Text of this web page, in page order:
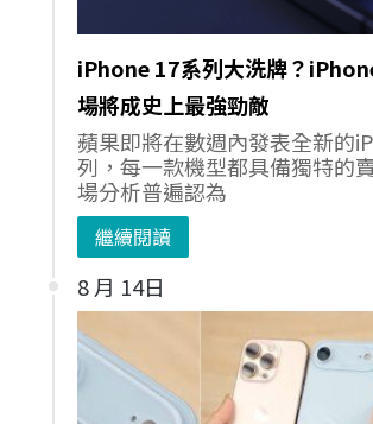
iPhone 17系列大洗牌？
場將成史上最強勁敵
蘋果即將在數週內發表全新的
列，每一款機型都具備獨特的
場分析普遍認為
繼續閱讀
8 月 14日